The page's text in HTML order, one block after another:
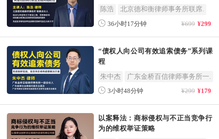
陈浩 北京德和衡律师事务所联席.
36小时17分钟 ¥699 ¥299
“债权人向公司有效追索债务”系列课
程
朱中杰 广东金桥百信律师事务所一.
3小时48分钟 ¥299 ¥179
以案释法：商标侵权与不正当竞争行
为的维权举证策略